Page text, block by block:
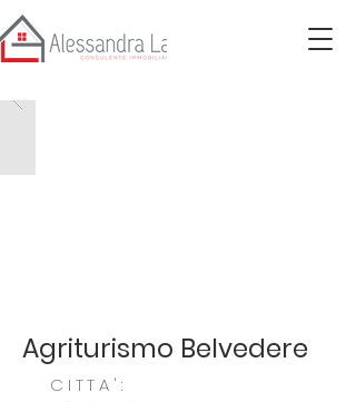
Agriturismo Belvedere
CITTA':